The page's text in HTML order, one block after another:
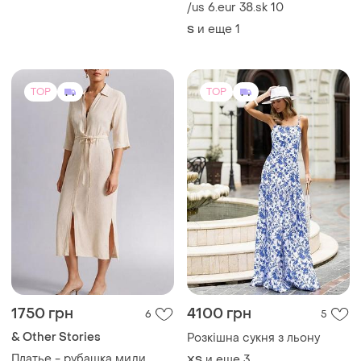
/us 6.eur 38.sk 10
S и еще 1
TOP
1750 грн 6
& Other Stories
TOP
4100 грн 5
Розкішна сукня з льону